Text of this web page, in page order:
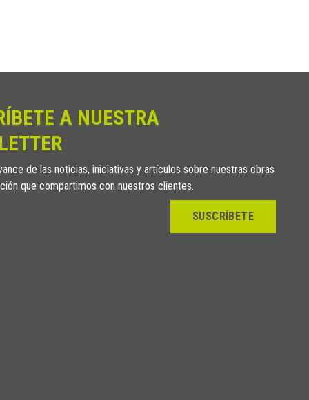
A NUESTRA
de las noticias, iniciativas y artículos sobre nuestras obras
que compartimos con nuestros clientes.
SUSCRÍBETE